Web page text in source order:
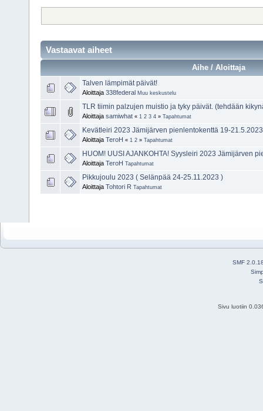
Vastaavat aiheet
Aihe / Aloittaja
Talven lämpimät päivät!
Aloittaja 338federal Muu keskustelu
TLR tiimin palzujen muistio ja tyky päivät. (tehdään
Aloittaja samiwhat « 1 2 3 4 » Tapahtumat
Kevätleiri 2023 Jämijärven pienlentokenttä 19-21.5.2023
Aloittaja TeroH « 1 2 » Tapahtumat
HUOM! UUSI AJANKOHTA! Syysleiri 2023 Jämijärven
Aloittaja TeroH Tapahtumat
Pikkujoulu 2023 ( Selänpää 24-25.11.2023 )
Aloittaja Tohtori R Tapahtumat
SMF
Sivu luotiin